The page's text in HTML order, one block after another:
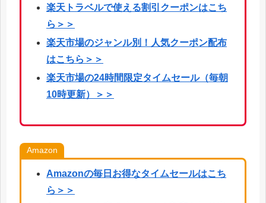
楽天トラベルで使える割引クーポンはこち
ら ＞＞
楽天市場のジャンル別！人気クーポン配布
はこちら＞＞
楽天市場の24時間限定タイムセール（毎朝
10時更新）＞＞
Amazon
Amazonの毎日お得なタイムセールはこち
ら＞＞